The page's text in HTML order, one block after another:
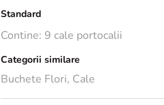
*Florile sunt naturale, astfel ca
Standard
Contine: 9 cale portocalii
Categorii similare
Buchete Flori, Cale